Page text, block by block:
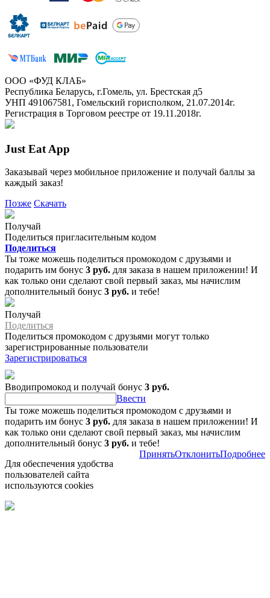
ООО «ФУД КЛАБ»
Республика Беларусь, г.Гомель, ул. Брестская д5
УНП 491067581, Гомельский горисполком, 21.07.2014г.
Регистрация в Торговом реестре от 19.11.2018г.
Just Eat App
Заказывай через мобильное приложение и получай баллы за
каждый заказ!
Позже Скачать
Получай
Поделиться пригласительным кодом
Поделиться
Ты тоже можешь поделиться промокодом с друзьями и
подарить им бонус 3 руб. для заказа в нашем приложении! И
как только они сделают свой первый заказ, мы начислим
дополнительный бонус 3 руб. и тебе!
Получай
Поделиться
Поделиться промокодом с друзьями могут только
зарегистрированные пользователи
Зарегистрироваться
Вводипромокод и получай бонус 3 руб.
Ввести
Ты тоже можешь поделиться промокодом с друзьями и
подарить им бонус 3 руб. для заказа в нашем приложении! И
как только они сделают свой первый заказ, мы начислим
дополнительный бонус 3 руб. и тебе!
Для обеспечения удобства
пользователей сайта
используются cookies
ПринятьОтклонитьПодробнее